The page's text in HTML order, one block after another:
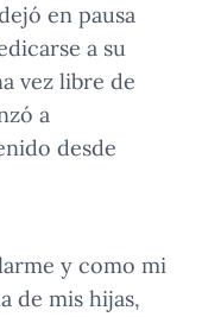
en pausa
a su
vez libre de
a
desde
y como mi
de mis hijas,